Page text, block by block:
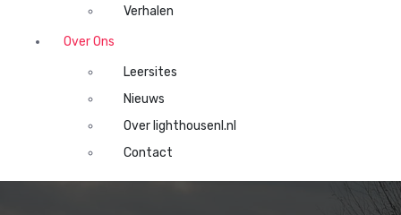
Verhalen
Over Ons
Leersites
Nieuws
Over lighthousenl.nl
Contact